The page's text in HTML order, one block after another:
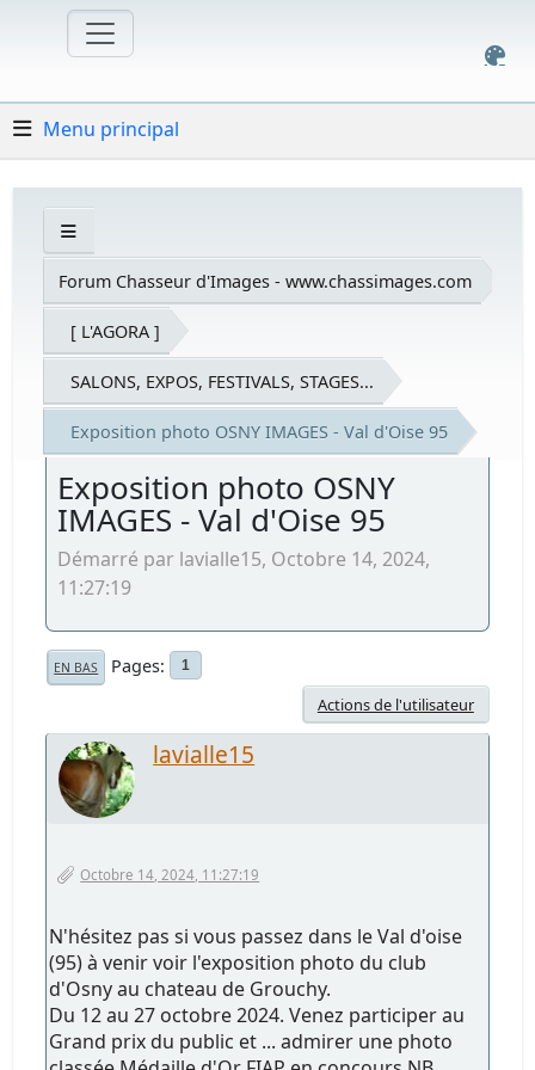
Menu principal
Forum Chasseur d'Images - www.chassimages.com
[ L'AGORA ]
SALONS, EXPOS, FESTIVALS, STAGES...
Exposition photo OSNY IMAGES - Val d'Oise 95
Exposition photo OSNY
IMAGES - Val d'Oise 95
Démarré par lavialle15, Octobre 14, 2024,
11:27:19
EN BAS Pages 1
Actions de l'utilisateur
lavialle15
Octobre 14, 2024, 11:27:19
N'hésitez pas si vous passez dans le Val d'oise
(95) à venir voir l'exposition photo du club
d'Osny au chateau de Grouchy.
Du 12 au 27 octobre 2024. Venez participer au
Grand prix du public et ... admirer une photo